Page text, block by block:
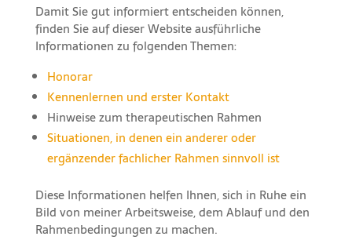
Damit Sie gut informiert entscheiden können,
finden Sie auf dieser Website ausführliche
Informationen zu folgenden Themen:
Honorar
Kennenlernen und erster Kontakt
Hinweise zum therapeutischen Rahmen
Situationen, in denen ein anderer oder
ergänzender fachlicher Rahmen sinnvoll ist
Diese Informationen helfen Ihnen, sich in Ruhe ein
Bild von meiner Arbeitsweise, dem Ablauf und den
Rahmenbedingungen zu machen.